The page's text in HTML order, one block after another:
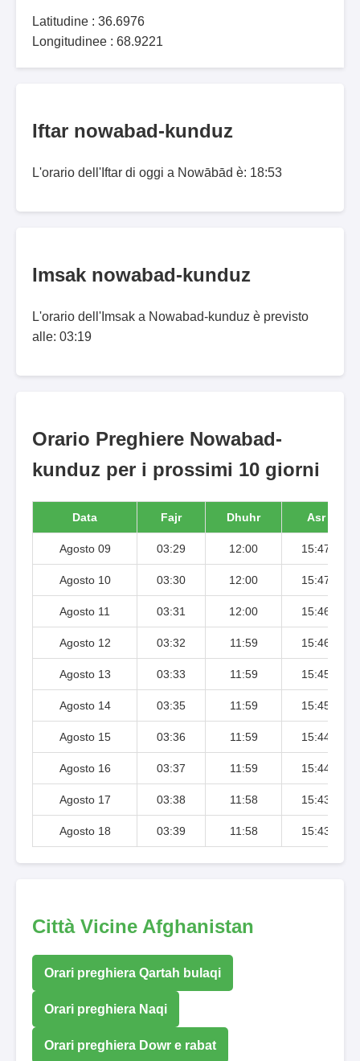
Latitudine : 36.6976
Longitudinee : 68.9221
Iftar nowabad-kunduz
L'orario dell'Iftar di oggi a Nowābād è: 18:53
Imsak nowabad-kunduz
L'orario dell'Imsak a Nowabad-kunduz è previsto
alle: 03:19
Orario Preghiere Nowabad-
kunduz per i prossimi 10 giorni
Data Fajr Dhuhr Asr
Agosto 09 03:29 12:00 15:47
Agosto 10 03:30 12:00 15:47
Agosto 11 03:31 12:00 15:46
Agosto 12 03:32 11:59 15:46
Agosto 13 03:33 11:59 15:45
Agosto 14 03:35 11:59 15:45
Agosto 15 03:36 11:59 15:44
Agosto 16 03:37 11:59 15:44
Agosto 17 03:38 11:58 15:43
Agosto 18 03:39 11:58 15:43
Città Vicine Afghanistan
Orari preghiera Qartah bulaqi
Orari preghiera Naqi
Orari preghiera Dowr e rabat